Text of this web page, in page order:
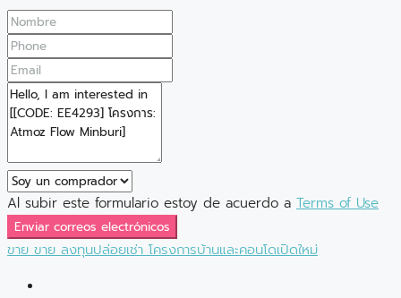
Al subir este formulario estoy de acuerdo a Terms of Use
Enviar correos electrónicos
ขาย ขาย ลงทุนปล่อยเช่า โครงการบ้านและคอนโดเปิดใหม่